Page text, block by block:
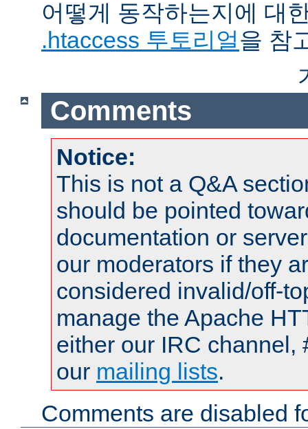
어떻게 동작하는지에 대
.htaccess 투토리얼을 참
Comments
Notice:
This is not a Q&A
should be pointed
documentation or
our moderators if they
considered invalid/off-
manage the Apache
either our IRC channel,
our mailing lists.
Comments are disabled